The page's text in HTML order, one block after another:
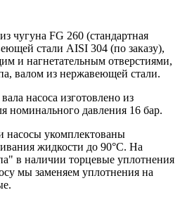
чугуна FG 260 (стандартная
стали AISI 304 (по заказу),
и нагнетательным отверстиями,
валом из нержавеющей стали.
насоса изготовлено из
номинального давления 16 бар.
насосы укомплектованы
жидкости до 90°С. На
в наличии торцевые уплотнения
мы заменяем уплотнения на